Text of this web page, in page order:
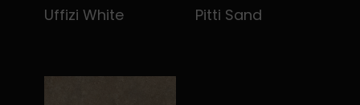
Uffizi White Pitti Sand